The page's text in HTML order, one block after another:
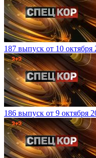
187 выпуск от 10 октября
186 выпуск от 9 октября